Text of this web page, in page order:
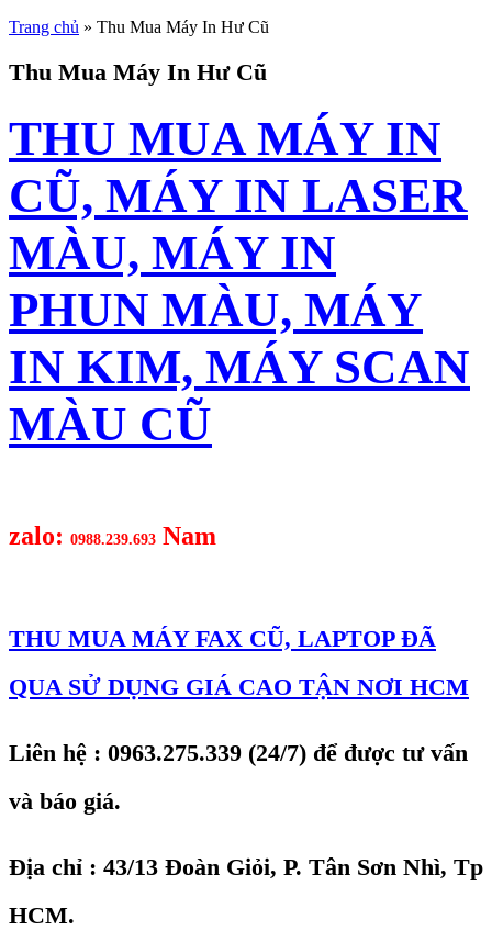
Trang chủ » Thu Mua Máy In Hư Cũ
Thu Mua Máy In Hư Cũ
THU MUA MÁY IN
CŨ, MÁY IN LASER
MÀU, MÁY IN
PHUN MÀU, MÁY
IN KIM, MÁY SCAN
MÀU CŨ
zalo: 0988.239.693 Nam
THU MUA MÁY FAX CŨ, LAPTOP ĐÃ
QUA SỬ DỤNG GIÁ CAO TẬN NƠI HCM
Liên hệ : 0963.275.339 (24/7) để được tư vấn
và báo giá.
Địa chỉ : 43/13 Đoàn Giỏi, P. Tân Sơn Nhì, Tp
HCM.